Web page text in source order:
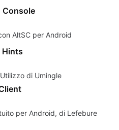
Console
AltSC per Android
Hints
di Umingle
per Android, di Lefebure